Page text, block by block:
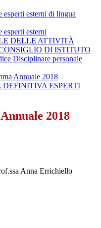
esperti esterni di lingua
esperti esterni
DELLE ATTIVITÀ
DI ISTITUTO
Disciplinare personale
Annuale 2018
ESPERTI
2018
Anna Errichiello